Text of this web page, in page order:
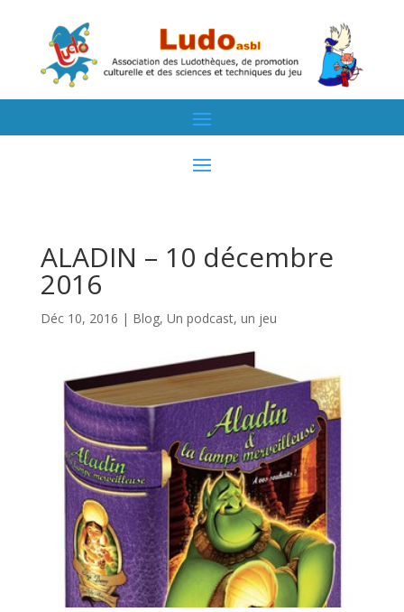
ALADIN – 10 décembre
2016
Déc 10, 2016 | Blog, Un podcast, un jeu